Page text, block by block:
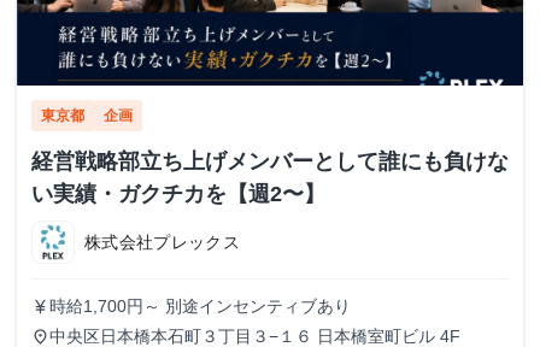
東京都 企画
経営戦略部立ち上げメンバーとして誰にも負けな
い実績・ガクチカを【週2〜】
株式会社プレックス
currency_yen 時給1,700円～ 別途インセンティブあり
place中央区日本橋本石町３丁目３−１６ 日本橋室町ビル 4F